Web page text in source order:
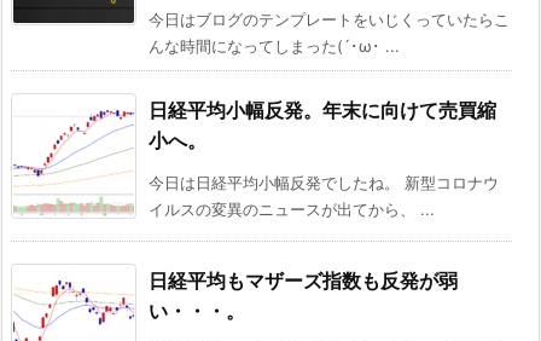
今日はブログのテンプレートをいじくっていたらこ
んな時間になってしまった(´･ω･ ...
日経平均小幅反発。年末に向けて売買縮
小へ。
今日は日経平均小幅反発でしたね。 新型コロナウ
イルスの変異のニュースが出てから、 ...
日経平均もマザーズ指数も反発が弱
い・・・。